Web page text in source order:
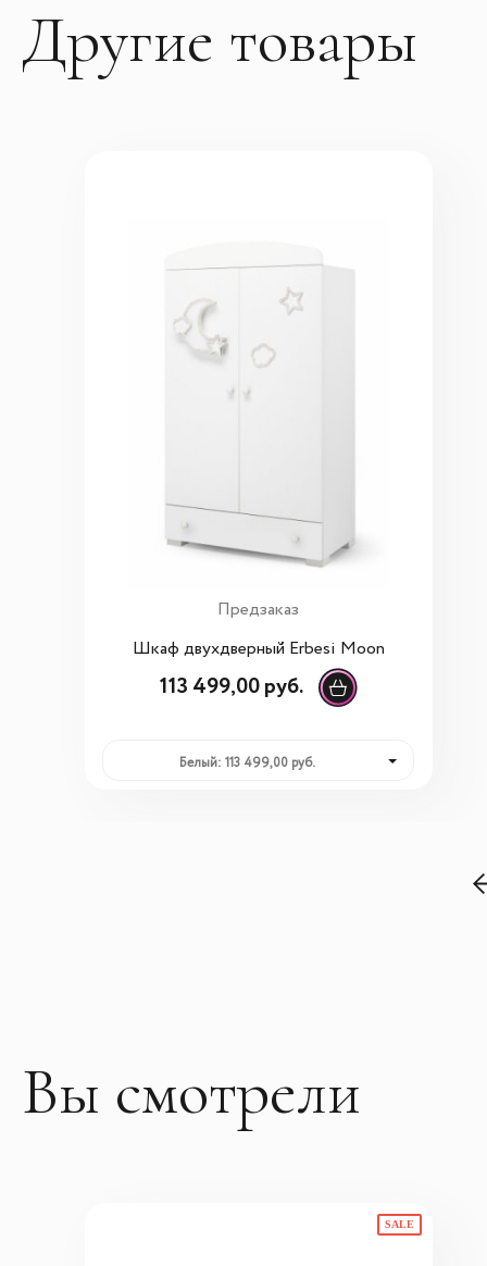
Другие товары
Предзаказ
Шкаф двухдверный Erbesi Moon
113 499,00 руб.
Белый: 113 499,00 руб.
Вы смотрели
SALE